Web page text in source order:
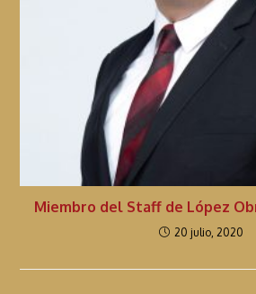
Miembro del Staff de López
20 julio, 2020